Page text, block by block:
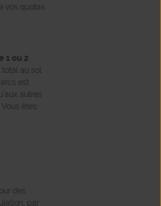
vos quotas
1 ou 2
au sol
est
autres
êtes
des
par